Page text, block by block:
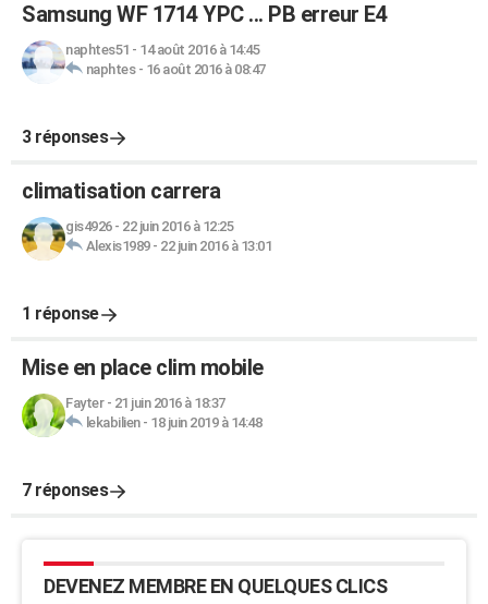
Samsung WF 1714 YPC ... PB erreur E4
naphtes51 - 14 août 2016 à 14:45
naphtes- 16 août 2016 à 08:47
3 réponses
climatisation carrera
gis4926- 22 juin 2016 à 12:25
Alexis1989- 22 juin 2016 à 13:01
1 réponse
Mise en place clim mobile
Fayter- 21 juin 2016 à 18:37
lekabilien- 18 juin 2019 à 14:48
7 réponses
DEVENEZ MEMBRE EN QUELQUES CLICS